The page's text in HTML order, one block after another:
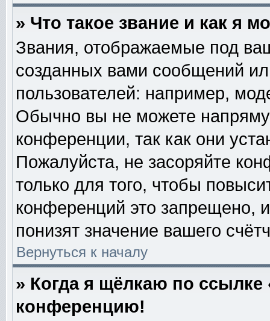
» Что такое звание и как я
Звания, отображаемые под
созданных вами сообщений
пользователей: например,
Обычно вы не можете
конференции, так как они
Пожалуйста, не засоряйте
только для того, чтобы
конференций это запрещено,
понизят значение вашего
Вернуться к началу
» Когда я щёлкаю по ссылке
конференцию!